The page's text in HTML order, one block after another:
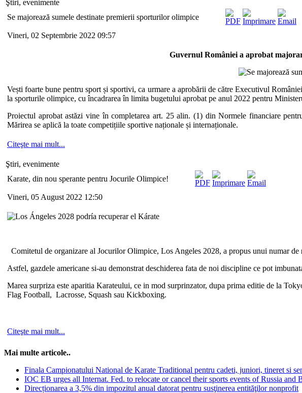
Ştiri, evenimente
Se majorează sumele destinate premierii sporturilor olimpice
Vineri, 02 Septembrie 2022 09:57
Guvernul României a aprobat
Vești foarte bune pentru sport și sportivi, ca urmare a aprobării de către Executivul
la sporturile olimpice, cu încadrarea în limita bugetului aprobat pe anul 2022 pentru
Proiectul aprobat astăzi vine în completarea art. 25 alin. (1) din Normele financiare
Mărirea se aplică la toate competițiile sportive naționale și internaționale.
Citeşte mai mult...
Ştiri, evenimente
Karate, din nou sperante pentru Jocurile Olimpice!
Vineri, 05 August 2022 12:50
Comitetul de organizare al Jocurilor Olimpice, Los Angeles 2028, a propus unui numar
Astfel, gazdele americane si-au demonstrat deschiderea fata de noi discipline ce pot
Marea surpriza este aparitia Karateului, ce in mod surprinzator, dupa prima editie de la
Flag Football, Lacrosse, Squash sau Kickboxing.
Citeşte mai mult...
Mai multe articole..
Finala Campionatului National de Karate Traditional pentru cadeti, juniori, tineret si
IOC EB urges all Internat. Fed. to relocate or cancel their sports events of Russia and
Direcționarea a 3,5% din impozitul anual datorat pentru susţinerea entităţilor nonprofit